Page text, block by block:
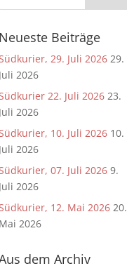
Neueste Beiträge
29. Juli 2026 29.
Juli 2026
22. Juli 2026 23.
Juli 2026
10. Juli 2026 10.
Juli 2026
07. Juli 2026 9.
Juli 2026
12. Mai 2026 20.
Mai 2026
dem Archiv